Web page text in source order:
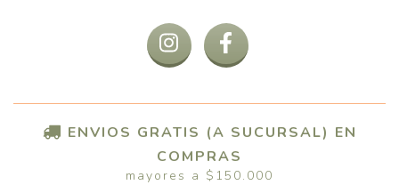
ENVIOS GRATIS (A SUCURSAL) EN
COMPRAS
mayores a $150.000